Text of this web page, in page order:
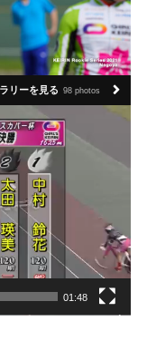
リーを見る 98 photos
01:48